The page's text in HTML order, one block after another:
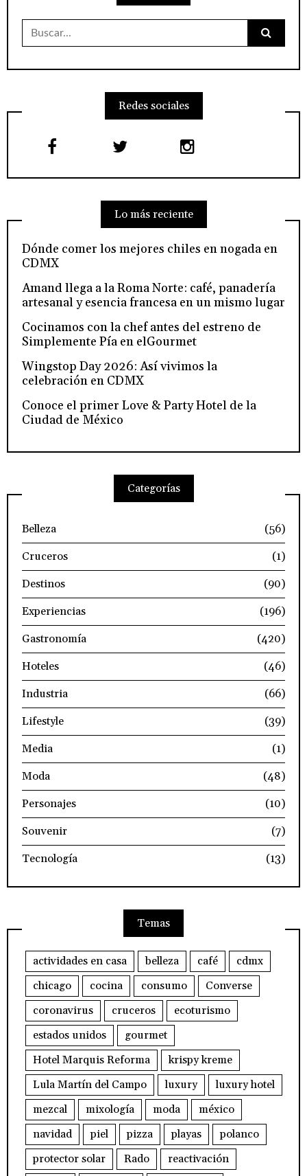
Redes sociales
Lo más reciente
Dónde comer los mejores chiles en nogada en
CDMX
Amand llega a la Roma Norte: café, panadería
artesanal y esencia francesa en un mismo lugar
Cocinamos con la chef antes del estreno de
Simplemente Pía en elGourmet
Wingstop Day 2026: Así vivimos la
celebración en CDMX
Conoce el primer Love & Party Hotel de la
Ciudad de México
Categorías
Belleza
(56)
Cruceros
(1)
Destinos
(90)
Experiencias
(196)
Gastronomía
(420)
Hoteles
(46)
Industria
(66)
Lifestyle
(39)
Media
(1)
Moda
(48)
Personajes
(10)
Souvenir
(7)
Tecnología
(13)
Temas
actividades en casa belleza café
cdmx
chicago
cocina consumo
Converse
coronavirus
cruceros
ecoturismo
estados unidos
gourmet
Hotel Marquis Reforma
krispy kreme
Lula Martín del Campo
luxury
luxury hotel
mezcal
mixología moda
méxico
navidad
piel pizza playas
polanco
protector solar
Rado reactivación